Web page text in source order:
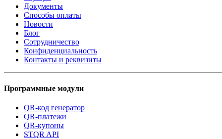
Документы
Способы оплаты
Новости
Блог
Сотрудничество
Конфиденциальность
Контакты и реквизиты
Программные модули
QR-код генератор
QR-платежи
QR-купоны
STQR API